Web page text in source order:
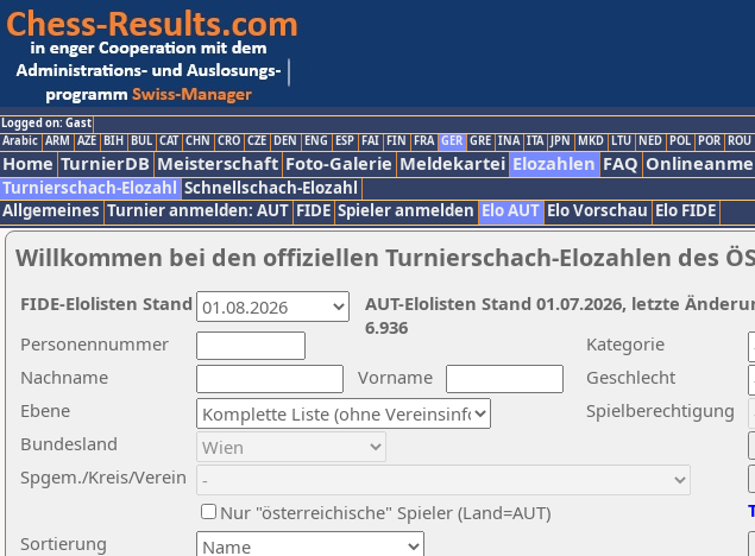
Logged on: Gast
Arabic ARM AZE BIH BUL CAT CHN CRO CZE DEN ENG ESP FAI FIN FRA GER GRE INA ITA JPN MKD LTU NED POL POR ROU
Home TurnierDB Meisterschaft Foto-Galerie Meldekartei Elozahlen FAQ
Turnierschach-Elozahl Schnellschach-Elozahl
Allgemeines Turnier anmelden: AUT FIDE Spieler anmelden Elo AUT Elo Vorschau Elo FIDE
Willkommen bei den offiziellen Turnierschach-Elozahlen des
Nachname
Vorname
Ebene
Kategorie
Sortierung
Personennummer
Bundesland
Spgem./Kreis/Verein
Geschlecht
Nur "österreichische" Spieler (Land=AUT)
Spielberechtigung
AUT-Elolisten Stand 01.07.2026, letzte
6.936
FIDE-Elolisten Stand